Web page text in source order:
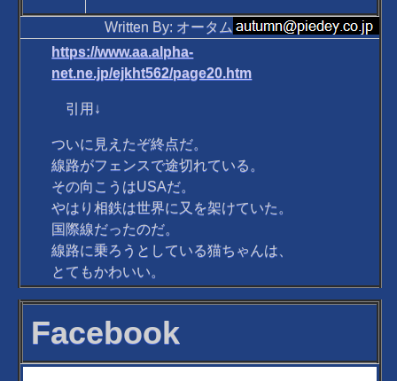
Written By: オータム
https://www.aa.alpha-
net.ne.jp/ejkht562/page20.htm
引用↓
ついに見えたぞ終点だ。
線路がフェンスで途切れている。
その向こうはUSAだ。
やはり相鉄は世界に又を架けていた。
国際線だったのだ。
線路に乗ろうとしている猫ちゃんは、
とてもかわいい。
Facebook